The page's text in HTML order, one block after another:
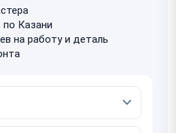
Казани
на работу и деталь